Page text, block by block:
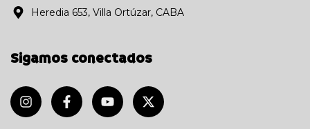
Heredia 653, Villa Ortúzar, CABA
Sigamos conectados